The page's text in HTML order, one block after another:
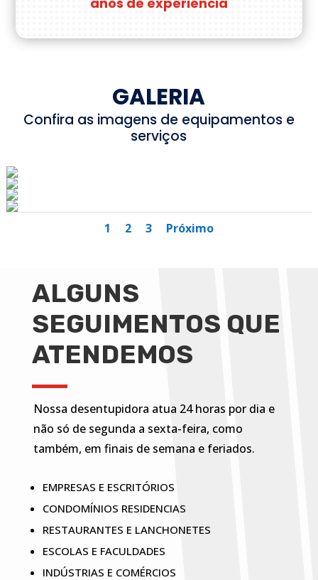
GALERIA
Confira as imagens de equipamentos e
serviços
1 2 3 Próximo
ALGUNS
SEGUIMENTOS QUE
ATENDEMOS
Nossa desentupidora atua 24 horas por dia e
não só de segunda a sexta-feira, como
também, em finais de semana e feriados.
EMPRESAS E ESCRITÓRIOS
CONDOMÍNIOS RESIDENCIAS
RESTAURANTES E LANCHONETES
ESCOLAS E FACULDADES
INDÚSTRIAS E COMÉRCIOS